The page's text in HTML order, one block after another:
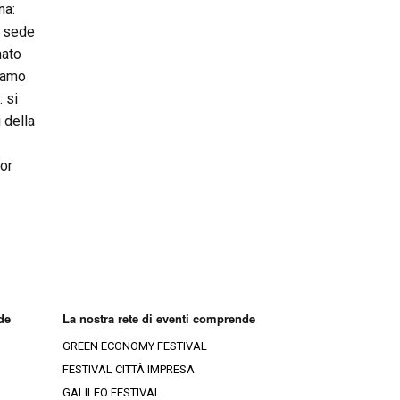
sede
si
della
La nostra rete di eventi comprende
GREEN ECONOMY FESTIVAL
FESTIVAL CITTÀ IMPRESA
GALILEO FESTIVAL